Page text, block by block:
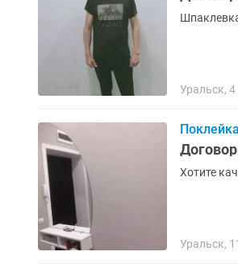
Уральск, 4
Уральск,